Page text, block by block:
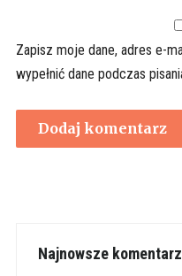
Zapisz moje dane, adres e-
wypełnić dane podczas
Najnowsze